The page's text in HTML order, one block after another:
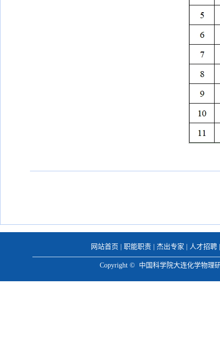
网站首页 职能职责| 杰出专家 人才招聘
Copyright © 中国科学院大连化学物